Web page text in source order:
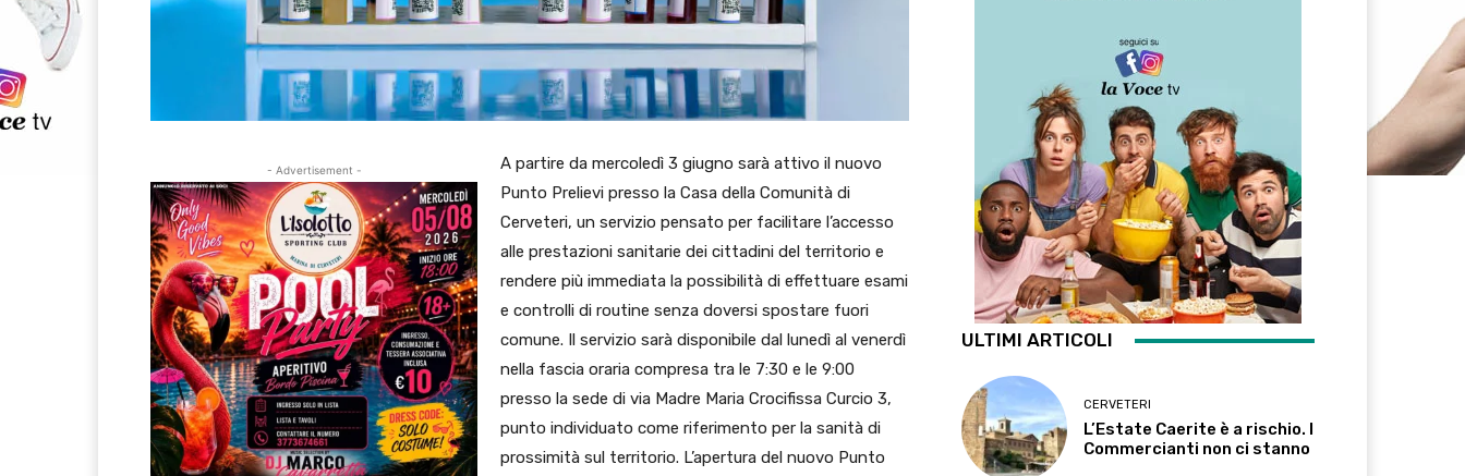
- Advertisement -
A partire da mercoledì 3 giugno sarà attivo il nuovo
Punto Prelievi presso la Casa della Comunità di
Cerveteri, un servizio pensato per facilitare l’accesso
alle prestazioni sanitarie dei cittadini del territorio e
rendere più immediata la possibilità di effettuare esami
e controlli di routine senza doversi spostare fuori
comune. Il servizio sarà disponibile dal lunedì al venerdì
nella fascia oraria compresa tra le 7:30 e le 9:00
presso la sede di via Madre Maria Crocifissa Curcio 3,
punto individuato come riferimento per la sanità di
prossimità sul territorio. L’apertura del nuovo Punto
ULTIMI ARTICOLI
CERVETERI
L’Estate Caerite è a rischio. I
Commercianti non ci stanno